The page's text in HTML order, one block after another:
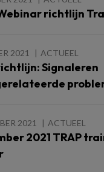
richtlijn
2021 ACTUEEL
Signaleren
2021 ACTUEEL
2021 TRAP